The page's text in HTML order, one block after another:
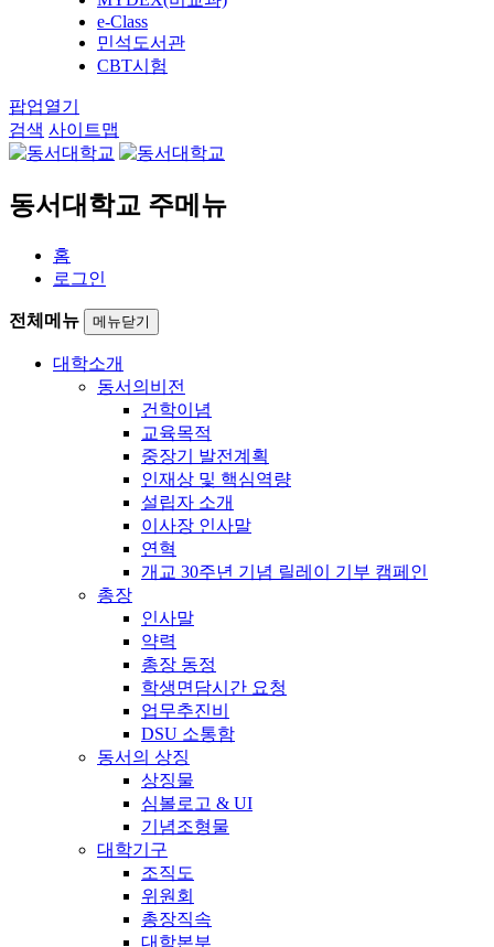
e-Class
민석도서관
CBT시험
팝업열기
검색 사이트맵
동서대학교 주메뉴
홈
로그인
전체메뉴 메뉴닫기
대학소개
동서의비전
건학이념
교육목적
중장기 발전계획
인재상 및 핵심역량
설립자 소개
이사장 인사말
연혁
개교 30주년 기념 릴레이 기부 캠페인
총장
인사말
약력
총장 동정
학생면담시간 요청
업무추진비
DSU 소통함
동서의 상징
상징물
심볼로고 & UI
기념조형물
대학기구
조직도
위원회
총장직속
대학본부